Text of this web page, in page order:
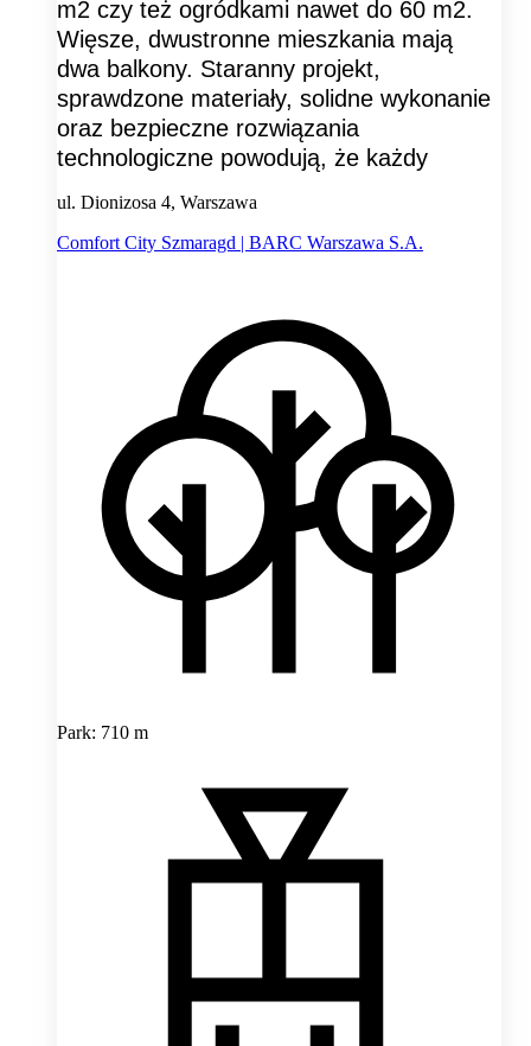
m2 czy też ogródkami nawet do 60 m2.
Więsze, dwustronne mieszkania mają
dwa balkony. Staranny projekt,
sprawdzone materiały, solidne wykonanie
oraz bezpieczne rozwiązania
technologiczne powodują, że każdy
ul. Dionizosa 4, Warszawa
Comfort City Szmaragd | BARC Warszawa S.A.
Park: 710 m